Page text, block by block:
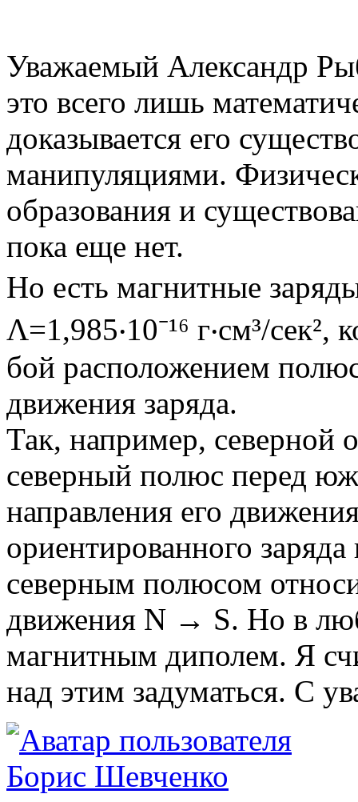
Уважаемый Александр
это всего лишь
доказывается его
манипуляциями.
образования и
пока еще нет.
Но есть магнитные
Λ=1,985‧10⁻¹⁶ г‧см³/
бой расположением
движения заряда.
Так, например, северной
северный полюс перед
направления его
ориентированного
северным полюсом
движения N → S. Но в
магнитным диполем. Я
над этим задуматься. С
Борис Шевченко